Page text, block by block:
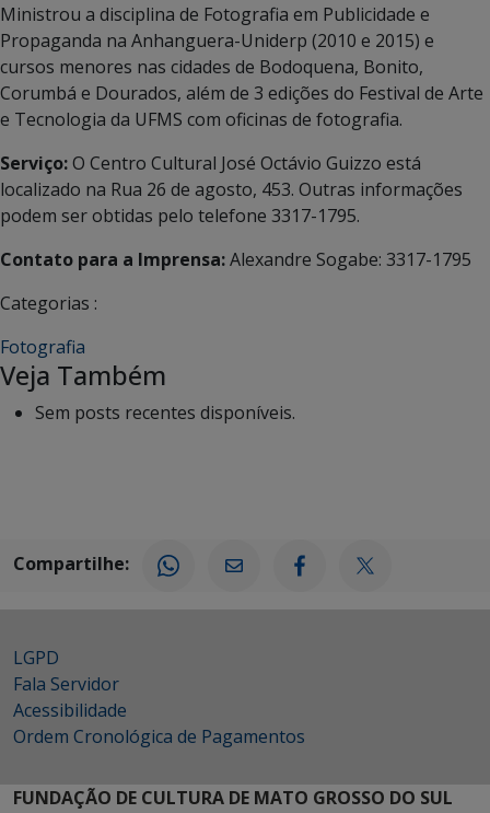
Ministrou a disciplina de Fotografia em Publicidade e
Propaganda na Anhanguera-Uniderp (2010 e 2015) e
cursos menores nas cidades de Bodoquena, Bonito,
Corumbá e Dourados, além de 3 edições do Festival de Arte
e Tecnologia da UFMS com oficinas de fotografia.
Serviço:O Centro Cultural José Octávio Guizzo está
localizado na Rua 26 de agosto, 453. Outras informações
podem ser obtidas pelo telefone 3317-1795.
Contato para a Imprensa:Alexandre Sogabe: 3317-1795
Categorias :
Fotografia
Veja Também
Sem posts recentes disponíveis.
Compartilhe:
LGPD
Fala Servidor
Acessibilidade
Ordem Cronológica de Pagamentos
FUNDAÇÃO DE CULTURA DE MATO GROSSO DO SUL